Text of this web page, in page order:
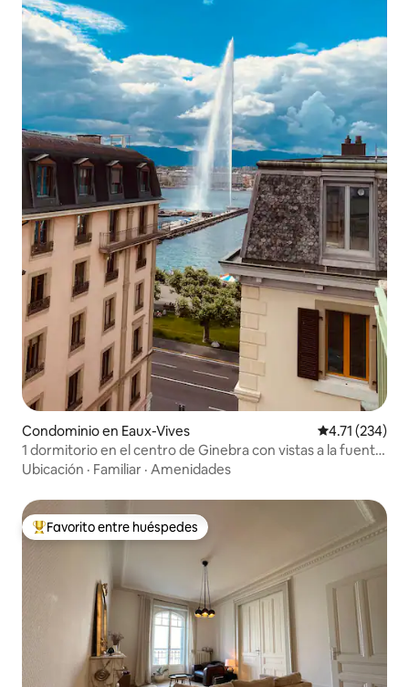
Condominio en Eaux-Vives Calificación
4.71 (234)
1 dormitorio en el centro de Ginebra con vistas a la fuente
de Eaux-Vives
Ubicación · Familiar · Amenidades
De los mejores en Favorito entre huéspedes
Favorito entre huéspedes